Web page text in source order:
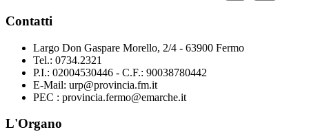
Contatti
Largo Don Gaspare Morello, 2/4 - 63900 Fermo
Tel.: 0734.2321
P.I.: 02004530446 - C.F.: 90038780442
E-Mail: urp@provincia.fm.it
PEC : provincia.fermo@emarche.it
L'Organo